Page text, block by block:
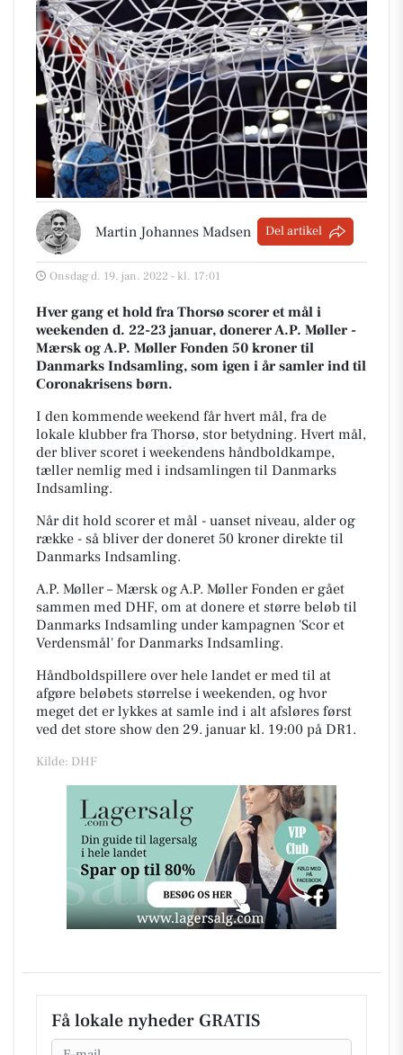
Martin Johannes Madsen Del artikel
Onsdag d. 19. jan. 2022 - kl. 17:01
Hver gang et hold fra Thorsø scorer et mål i
weekenden d. 22-23 januar, donerer A.P. Møller -
Mærsk og A.P. Møller Fonden 50 kroner til
Danmarks Indsamling, som igen i år samler ind til
Coronakrisens børn.
I den kommende weekend får hvert mål, fra de
lokale klubber fra Thorsø, stor betydning. Hvert mål,
der bliver scoret i weekendens håndboldkampe,
tæller nemlig med i indsamlingen til Danmarks
Indsamling.
Når dit hold scorer et mål - uanset niveau, alder og
række - så bliver der doneret 50 kroner direkte til
Danmarks Indsamling.
A.P. Møller – Mærsk og A.P. Møller Fonden er gået
sammen med DHF, om at donere et større beløb til
Danmarks Indsamling under kampagnen 'Scor et
Verdensmål' for Danmarks Indsamling.
Håndboldspillere over hele landet er med til at
afgøre beløbets størrelse i weekenden, og hvor
meget det er lykkes at samle ind i alt afsløres først
ved det store show den 29. januar kl. 19:00 på DR1.
Kilde: DHF
Få lokale nyheder GRATIS
Email